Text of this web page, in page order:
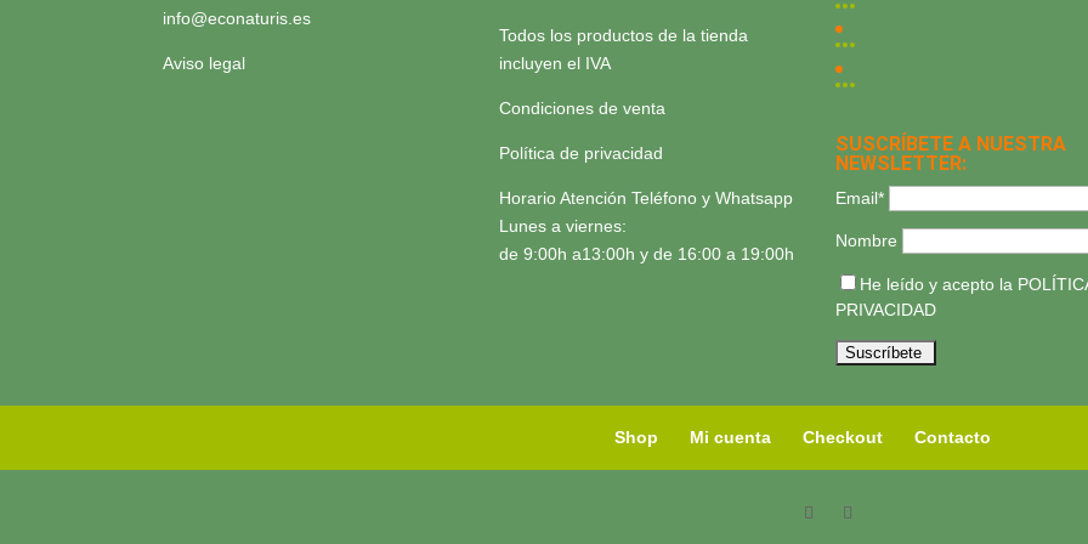
info@econaturis.es
Aviso legal
Todos los productos de la tienda
incluyen el IVA
Condiciones de venta
Política de privacidad
Horario Atención Teléfono y Whatsapp
Lunes a viernes:
de 9:00h a13:00h y de 16:00 a 19:00h
SUSCRÍBETE A NUESTRA
NEWSLETTER:
Email*
Nombre
He leído y acepto la
PRIVACIDAD
Shop Mi cuenta Checkout Contacto